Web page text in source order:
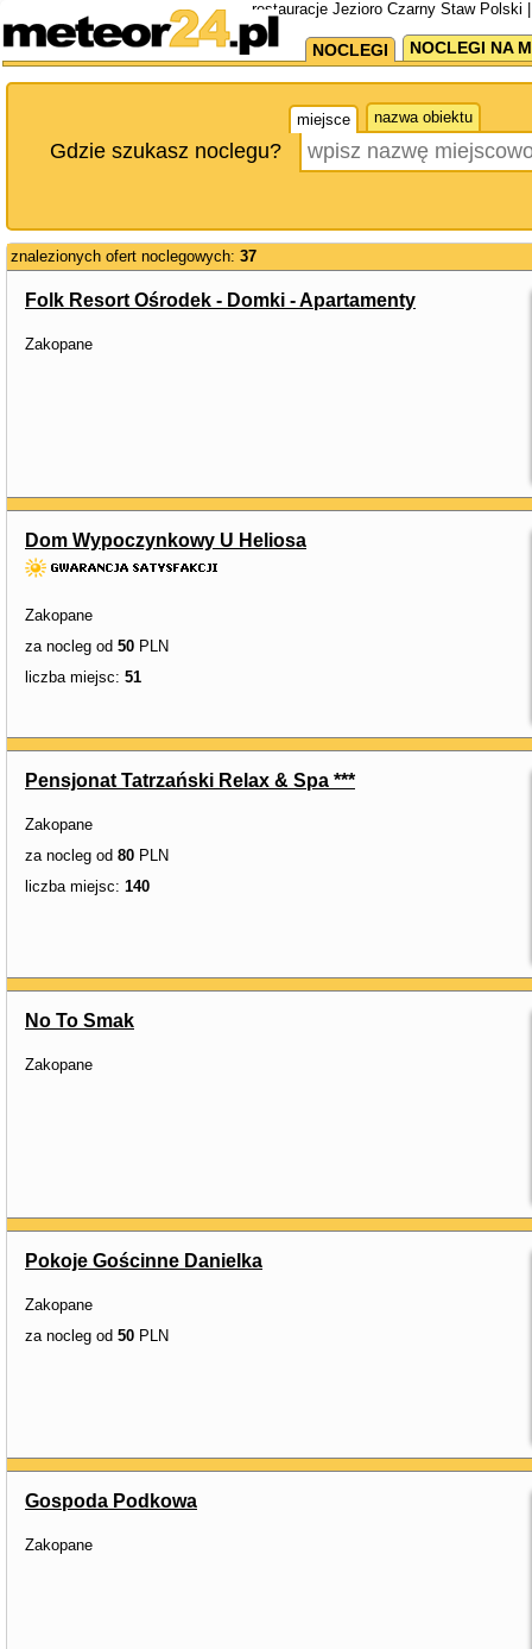
restauracje Jezioro Czarny Staw Polski
NOCLEGI NOCLEGI NA
miejsce nazwa obiektu
Gdzie szukasz noclegu?
znalezionych ofert noclegowych: 37
Folk Resort Ośrodek - Domki - Apartamenty
Zakopane
Dom Wypoczynkowy U Heliosa
Zakopane
za nocleg od 50 PLN
liczba miejsc: 51
Pensjonat Tatrzański Relax & Spa ***
Zakopane
za nocleg od 80 PLN
liczba miejsc: 140
No To Smak
Zakopane
Pokoje Gościnne Danielka
Zakopane
za nocleg od 50 PLN
Gospoda Podkowa
Zakopane